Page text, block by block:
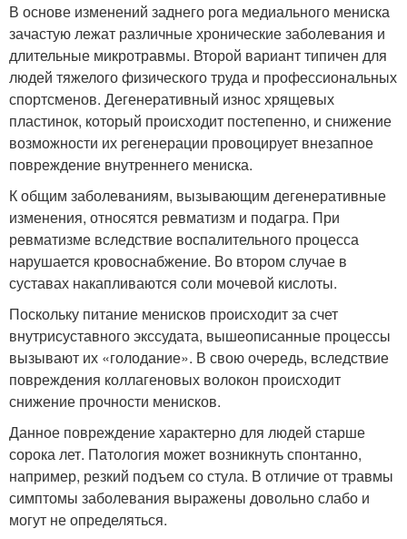
В основе изменений заднего рога медиального мениска
зачастую лежат различные хронические заболевания и
длительные микротравмы. Второй вариант типичен для
людей тяжелого физического труда и профессиональных
спортсменов. Дегенеративный износ хрящевых
пластинок, который происходит постепенно, и снижение
возможности их регенерации провоцирует внезапное
повреждение внутреннего мениска.
К общим заболеваниям, вызывающим дегенеративные
изменения, относятся ревматизм и подагра. При
ревматизме вследствие воспалительного процесса
нарушается кровоснабжение. Во втором случае в
суставах накапливаются соли мочевой кислоты.
Поскольку питание менисков происходит за счет
внутрисуставного экссудата, вышеописанные процессы
вызывают их «голодание». В свою очередь, вследствие
повреждения коллагеновых волокон происходит
снижение прочности менисков.
Данное повреждение характерно для людей старше
сорока лет. Патология может возникнуть спонтанно,
например, резкий подъем со стула. В отличие от травмы
симптомы заболевания выражены довольно слабо и
могут не определяться.